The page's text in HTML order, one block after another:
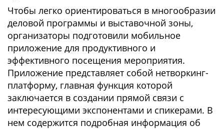
Чтобы легко ориентироваться в многообразии
деловой программы и выставочной зоны,
организаторы подготовили мобильное
приложение для продуктивного и
эффективного посещения мероприятия.
Приложение представляет собой нетворкинг-
платформу, главная функция которой
заключается в создании прямой связи с
интересующими экспонентами и спикерами. В
нем содержится подробная информация об